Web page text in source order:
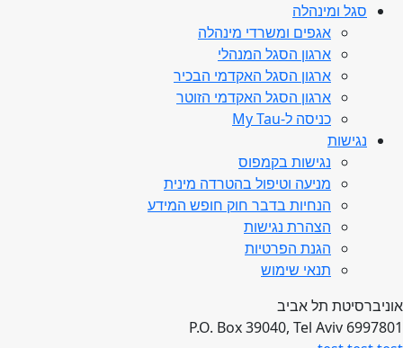
סגל ומינהלה
אגפים ומשרדי מינהלה
ארגון הסגל המנהלי
ארגון הסגל האקדמי הבכיר
ארגון הסגל האקדמי הזוטר
כניסה ל-My Tau
נגישות
נגישות בקמפוס
מניעה וטיפול בהטרדה מינית
הנחיות בדבר חוק חופש המידע
הצהרת נגישות
הגנת הפרטיות
תנאי שימוש
אוניברסיטת תל אביב
P.O. Box 39040, Tel Aviv 6997801